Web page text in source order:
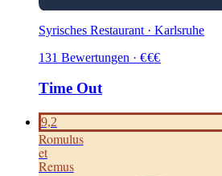
Syrisches Restaurant · Karlsruhe
131 Bewertungen · €€€
Time Out
9,2
Romulus
et
Remus